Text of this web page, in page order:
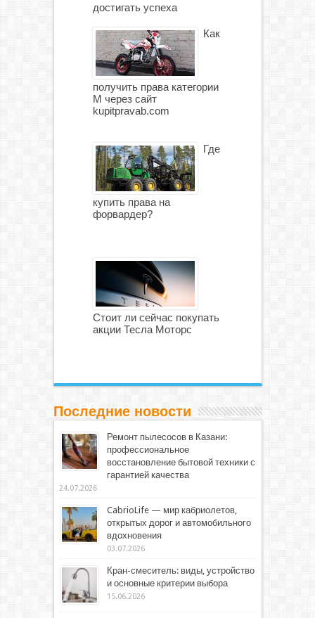
достигать успеха
Как
получить права категории
М через сайт
kupitpravab.com
Где
купить права на
форвардер?
Стоит ли сейчас покупать
акции Тесла Моторс
Последние новости
Ремонт пылесосов в Казани:
профессиональное
восстановление бытовой техники с
гарантией качества
24.07.2026
CabrioLife — мир кабриолетов,
открытых дорог и автомобильного
вдохновения
03.07.2026
Кран-смеситель: виды, устройство
и основные критерии выбора
15.06.2026